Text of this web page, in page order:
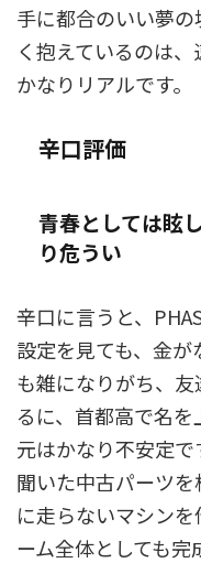
手に都合のいい夢の
く抱えているのは
かなりリアルです。
辛口評価
青春としては眩
り危うい
辛口に言うと、
設定を見ても、金
も雑になりがち、
るに、首都高で名
元はかなり不安定
聞いた中古パーツ
に走らないマシン
ーム全体としても